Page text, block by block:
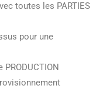
toutes les PARTIES
pour une